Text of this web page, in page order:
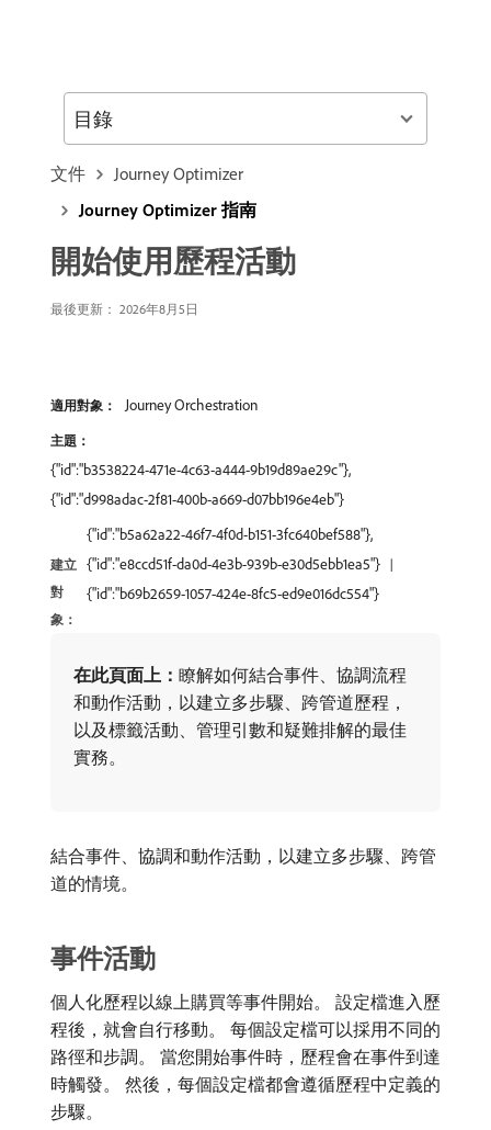
文件
Journey Optimizer
Journey Optimizer 指南
開始使用歷程活動
最後更新： 2026年8月5日
適用對象： Journey Orchestration
主題：
{"id":"b3538224-471e-4c63-a444-9b19d89ae29c"},
{"id":"d998adac-2f81-400b-a669-d07bb196e4eb"}
建立
對
象：
{"id":"b5a62a22-46f7-4f0d-b151-3fc640bef588"},
{"id":"e8ccd51f-da0d-4e3b-939b-e30d5ebb1ea5"}
{"id":"b69b2659-1057-424e-8fc5-ed9e016dc554"}
在此頁面上： ​瞭解如何結合事件、協調流程
和動作活動，以建立多步驟、跨管道歷程，
以及標籤活動、管理引數和疑難排解的最佳
實務。
結合事件、協調和動作活動，以建立多步驟、跨管
道的情境。
事件活動
個人化歷程以線上購買等事件開始。 設定檔進入歷
程後，就會自行移動。 每個設定檔可以採用不同的
路徑和步調。 當您開始事件時，歷程會在事件到達
時觸發。 然後，每個設定檔都會遵循歷程中定義的
步驟。
目錄